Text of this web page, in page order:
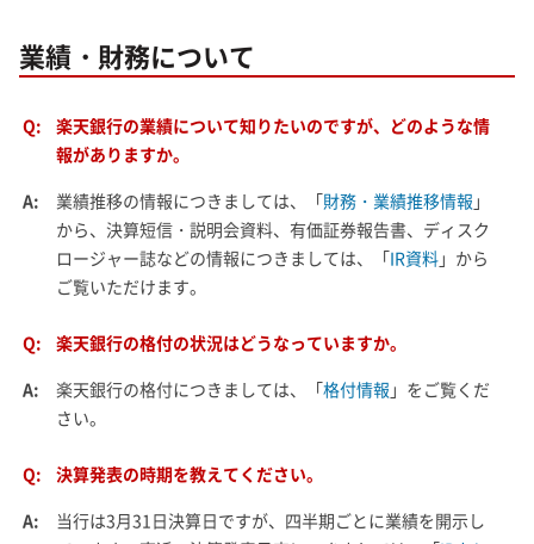
業績・財務について
Q:
楽天銀行の業績について知りたいのですが、どのような情
報がありますか。
A:
業績推移の情報につきましては、「財務・業績推移情報 」
から、決算短信・説明会資料、有価証券報告書、ディスク
ロージャー誌などの情報につきましては、「IR資料」から
ご覧いただけます。
Q:
楽天銀行の格付の状況はどうなっていますか。
A:
楽天銀行の格付につきましては、「格付情報 」をご覧くだ
さい。
Q:
決算発表の時期を教えてください。
A:
当行は3月31日決算日ですが、四半期ごとに業績を開示し